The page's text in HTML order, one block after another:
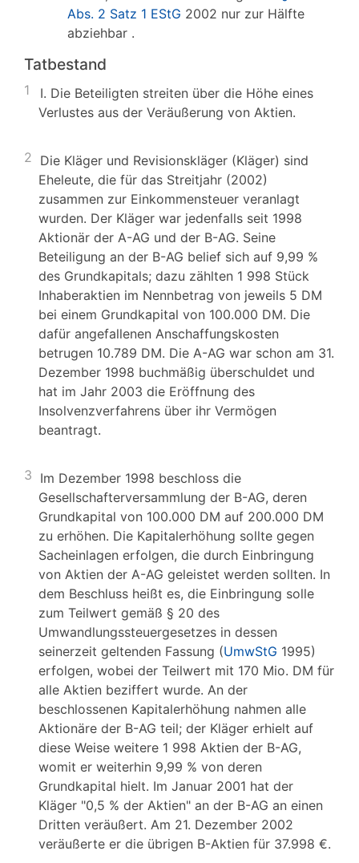
Abs. 2 Satz 1 EStG 2002 nur zur Hälfte
abziehbar .
Tatbestand
1
I. Die Beteiligten streiten über die Höhe eines
Verlustes aus der Veräußerung von Aktien.
2 Die Kläger und Revisionskläger (Kläger) sind
Eheleute, die für das Streitjahr (2002)
zusammen zur Einkommensteuer veranlagt
wurden. Der Kläger war jedenfalls seit 1998
Aktionär der A-AG und der B-AG. Seine
Beteiligung an der B-AG belief sich auf 9,99 %
des Grundkapitals; dazu zählten 1 998 Stück
Inhaberaktien im Nennbetrag von jeweils 5 DM
bei einem Grundkapital von 100.000 DM. Die
dafür angefallenen Anschaffungskosten
betrugen 10.789 DM. Die A-AG war schon am 31.
Dezember 1998 buchmäßig überschuldet und
hat im Jahr 2003 die Eröffnung des
Insolvenzverfahrens über ihr Vermögen
beantragt.
3 Im Dezember 1998 beschloss die
Gesellschafterversammlung der B-AG, deren
Grundkapital von 100.000 DM auf 200.000 DM
zu erhöhen. Die Kapitalerhöhung sollte gegen
Sacheinlagen erfolgen, die durch Einbringung
von Aktien der A-AG geleistet werden sollten. In
dem Beschluss heißt es, die Einbringung solle
zum Teilwert gemäß § 20 des
Umwandlungssteuergesetzes in dessen
seinerzeit geltenden Fassung (UmwStG 1995)
erfolgen, wobei der Teilwert mit 170 Mio. DM für
alle Aktien beziffert wurde. An der
beschlossenen Kapitalerhöhung nahmen alle
Aktionäre der B-AG teil; der Kläger erhielt auf
diese Weise weitere 1 998 Aktien der B-AG,
womit er weiterhin 9,99 % von deren
Grundkapital hielt. Im Januar 2001 hat der
Kläger "0,5 % der Aktien" an der B-AG an einen
Dritten veräußert. Am 21. Dezember 2002
veräußerte er die übrigen B-Aktien für 37.998 €.